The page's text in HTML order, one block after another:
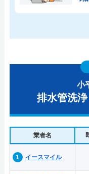
小
排水管洗
業者名
イースマイル